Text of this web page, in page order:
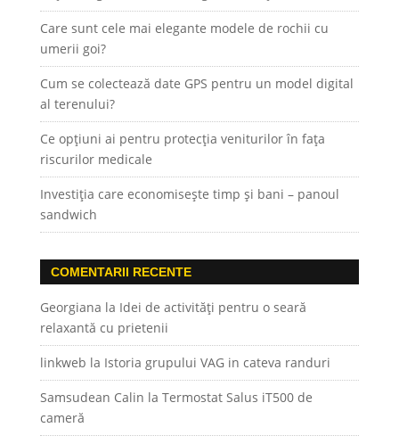
Care sunt cele mai elegante modele de rochii cu
umerii goi?
Cum se colectează date GPS pentru un model digital
al terenului?
Ce opțiuni ai pentru protecția veniturilor în fața
riscurilor medicale
Investiția care economisește timp și bani – panoul
sandwich
COMENTARII RECENTE
Georgiana la Idei de activități pentru o seară
relaxantă cu prietenii
linkweb la Istoria grupului VAG in cateva randuri
Samsudean Calin la Termostat Salus iT500 de
cameră